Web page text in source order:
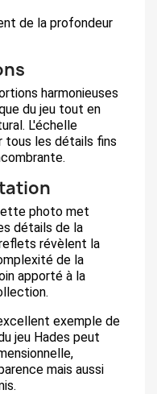
de la profondeur
harmonieuses
du jeu tout en
L'échelle
tous les détails fins
photo met
détails de la
révèlent la
de la
apporté à la
exemple de
jeu Hades peut
mais aussi